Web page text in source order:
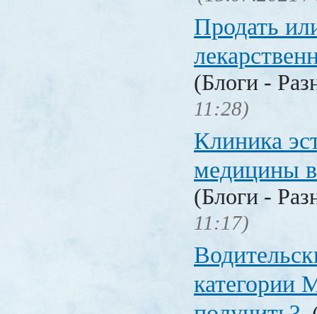
Продать
(Блоги -
11:28)
Клиника
медицины
(Блоги -
11:17)
категории